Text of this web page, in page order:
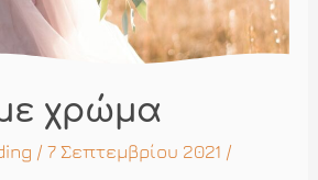
χρώμα
/ 7 Σεπτεμβρίου 2021 /